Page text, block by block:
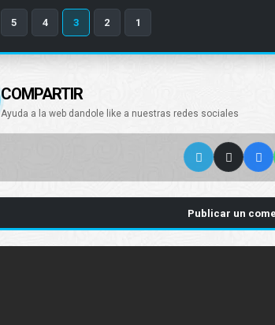
5 4 3 2 1
COMPARTIR
Ayuda a la web dandole like a nuestras redes sociales
Publicar un